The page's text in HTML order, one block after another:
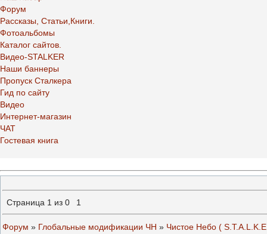
Форум
Рассказы, Статьи,Книги.
Фотоальбомы
Каталог сайтов.
Видео-STALKER
Наши баннеры
Пропуск Сталкера
Гид по сайту
Видео
Интернет-магазин
ЧАТ
Гостевая книга
Страница 1 из 0 1
Форум » Глобальные модификации ЧН » Чистое Небо (